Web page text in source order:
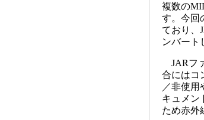
複数の
す。今回
ており、
ンバート
JARフ
合にはコ
／非使用
キュメン
ため赤外